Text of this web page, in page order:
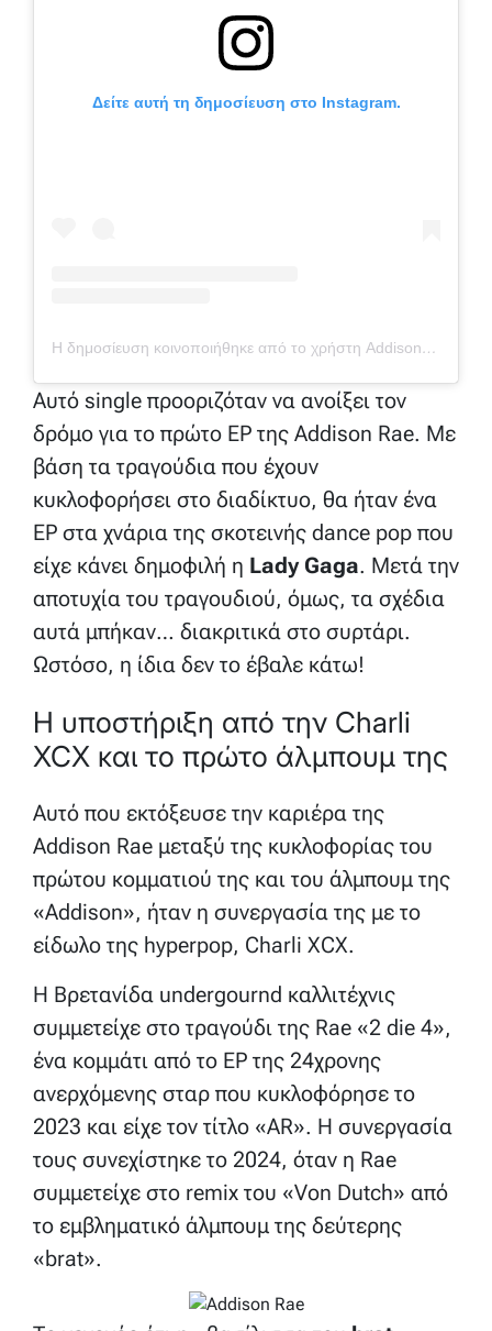
Δείτε αυτή τη δημοσίευση στο Instagram.
Η δημοσίευση κοινοποιήθηκε από το χρήστη Addison (@addisonraee)
Αυτό single προοριζόταν να ανοίξει τον
δρόμο για το πρώτο EP της Addison Rae. Με
βάση τα τραγούδια που έχουν
κυκλοφορήσει στο διαδίκτυο, θα ήταν ένα
EP στα χνάρια της σκοτεινής dance pop που
είχε κάνει δημοφιλή η Lady Gaga. Μετά την
αποτυχία του τραγουδιού, όμως, τα σχέδια
αυτά μπήκαν… διακριτικά στο συρτάρι.
Ωστόσο, η ίδια δεν το έβαλε κάτω!
Η υποστήριξη από την Charli
XCX και το πρώτο άλμπουμ της
Αυτό που εκτόξευσε την καριέρα της
Addison Rae μεταξύ της κυκλοφορίας του
πρώτου κομματιού της και του άλμπουμ της
«Addison», ήταν η συνεργασία της με το
είδωλο της hyperpop, Charli XCX.
Η Βρετανίδα undergournd καλλιτέχνις
συμμετείχε στο τραγούδι της Rae «2 die 4»,
ένα κομμάτι από το EP της 24χρονης
ανερχόμενης σταρ που κυκλοφόρησε το
2023 και είχε τον τίτλο «AR». Η συνεργασία
τους συνεχίστηκε το 2024, όταν η Rae
συμμετείχε στο remix του «Von Dutch» από
το εμβληματικό άλμπουμ της δεύτερης
«brat».